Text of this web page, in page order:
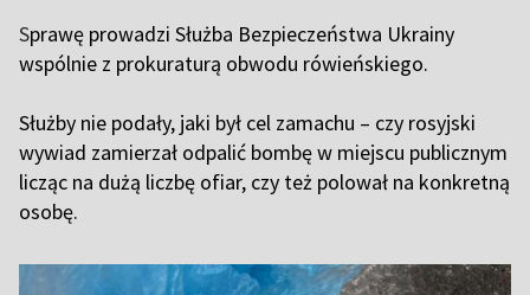
Sprawę prowadzi Służba Bezpieczeństwa Ukrainy
wspólnie z prokuraturą obwodu rówieńskiego.
Służby nie podały, jaki był cel zamachu – czy rosyjski
wywiad zamierzał odpalić bombę w miejscu publicznym
licząc na dużą liczbę ofiar, czy też polował na konkretną
osobę.